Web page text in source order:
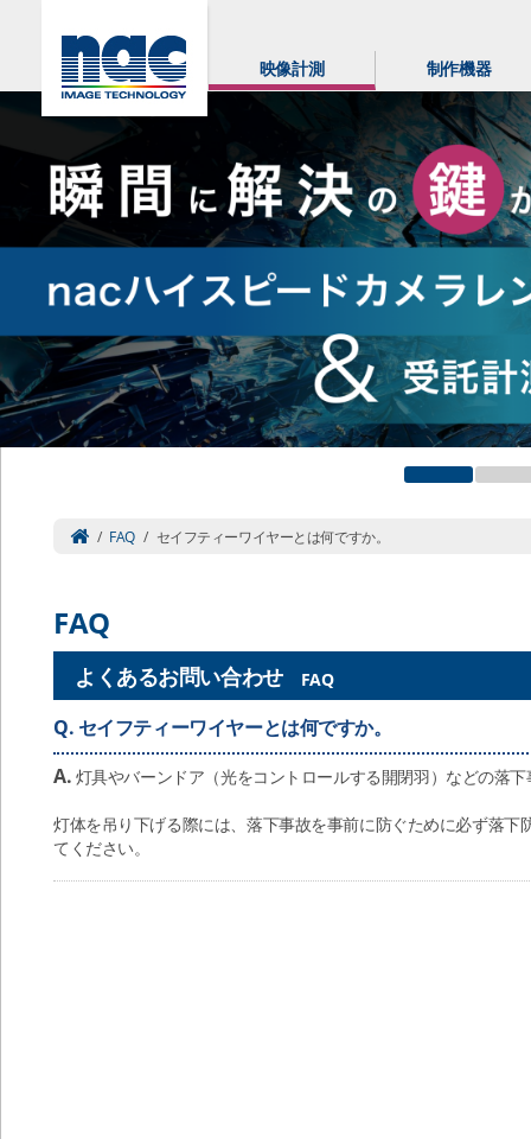
映像計測 制作機器
/ FAQ / セイフティーワイヤーとは何ですか。
FAQ
よくあるお問い合わせ FAQ
Q. セイフティーワイヤーとは何ですか。
A. 灯具やバーンドア（光をコントロールする開閉羽）などの落
灯体を吊り下げる際には、落下事故を事前に防ぐために必ず落
てください。